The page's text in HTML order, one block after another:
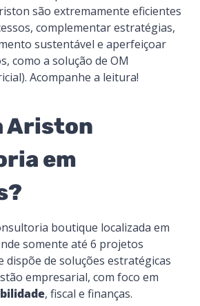
são extremamente eficientes
complementar estratégias,
sustentável e aperfeiçoar
como a solução de OM
Acompanhe a leitura!
Ariston
em
boutique localizada em
somente até 6 projetos
dispõe de soluções estratégicas
empresarial, com foco em
, fiscal e finanças.